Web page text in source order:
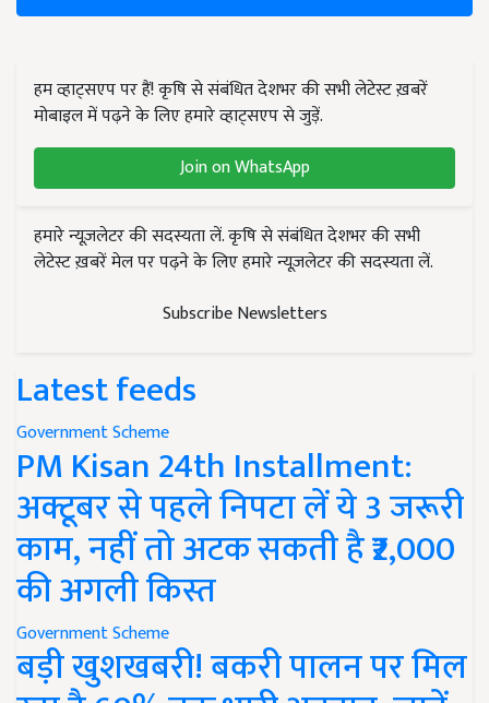
हम व्हाट्सएप पर हैं! कृषि से संबंधित देशभर की सभी लेटेस्ट ख़बरें
मोबाइल में पढ़ने के लिए हमारे व्हाट्सएप से जुड़ें.
Join on WhatsApp
हमारे न्यूज़लेटर की सदस्यता लें. कृषि से संबंधित देशभर की सभी
लेटेस्ट ख़बरें मेल पर पढ़ने के लिए हमारे न्यूज़लेटर की सदस्यता लें.
Subscribe Newsletters
Latest feeds
Government Scheme
PM Kisan 24th Installment:
अक्टूबर से पहले निपटा लें ये 3 जरूरी
काम, नहीं तो अटक सकती है ₹2,000
की अगली किस्त
Government Scheme
बड़ी खुशखबरी! बकरी पालन पर मिल